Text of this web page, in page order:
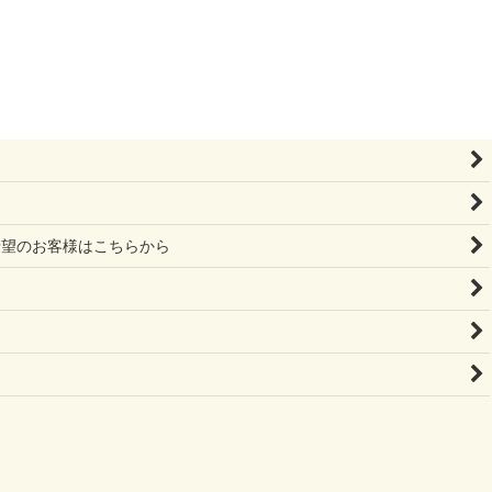
のお客様はこちらから